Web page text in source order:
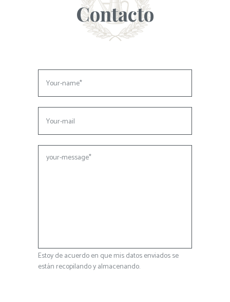
Contacto
Estoy de acuerdo en que mis datos enviados se
están recopilando y almacenando.